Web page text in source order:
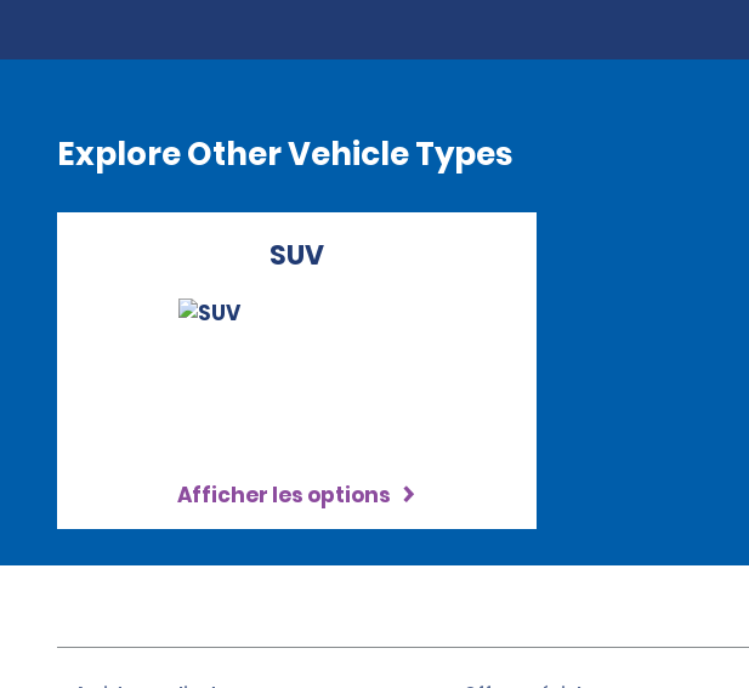
Explore Other Vehicle Types
SUV
Afficher les options